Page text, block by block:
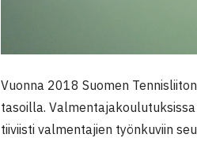
Vuonna 2018 Suomen
tasoilla.
tiiviisti valmentajien työnkuviin